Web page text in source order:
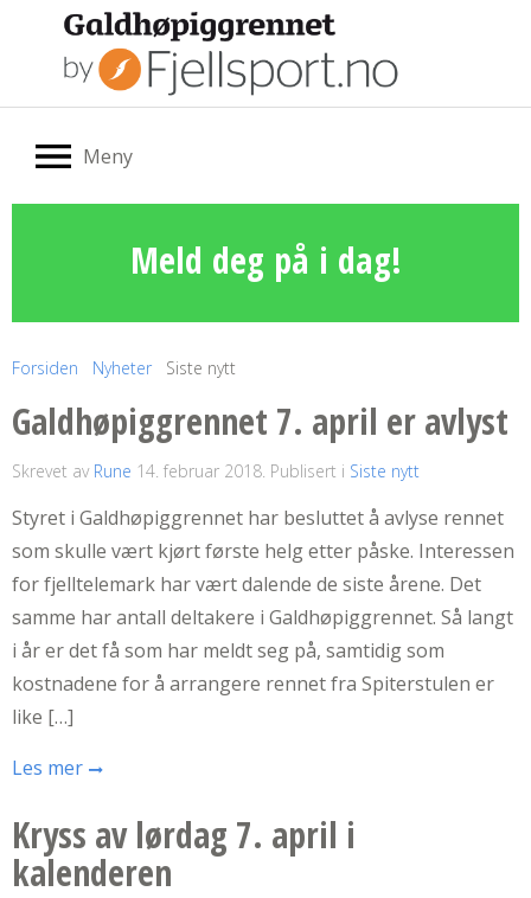
Meny
Meld deg på i dag!
Forsiden Nyheter Siste nytt
Galdhøpiggrennet 7. april er avlyst
Skrevet av Rune 14. februar 2018 . Publisert i Siste nytt
Styret i Galdhøpiggrennet har besluttet å avlyse rennet
som skulle vært kjørt første helg etter påske. Interessen
for fjelltelemark har vært dalende de siste årene. Det
samme har antall deltakere i Galdhøpiggrennet. Så langt
i år er det få som har meldt seg på, samtidig som
kostnadene for å arrangere rennet fra Spiterstulen er
like […]
Les mer
Kryss av lørdag 7. april i
kalenderen